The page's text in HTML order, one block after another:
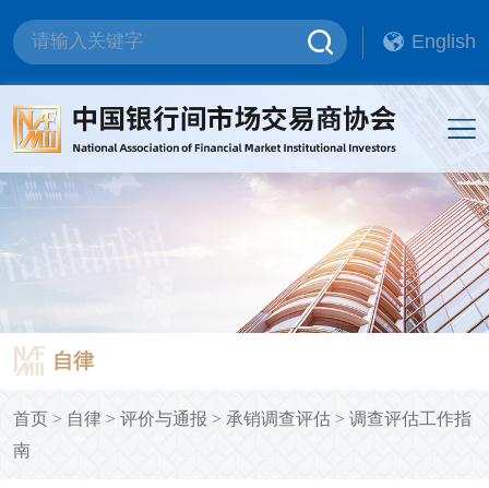
English
自律
首页> 自律> 评价与通报 > 承销调查评估> 调查评估工作指
南